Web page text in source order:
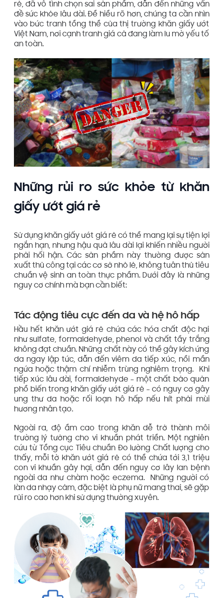
rẻ, đã vô tình chọn sai sản phẩm, dẫn đến những vấn
đề sức khỏe lâu dài. Để hiểu rõ hơn, chúng ta cần nhìn
vào bức tranh tổng thể của thị trường khăn giấy ướt
Việt Nam, nơi cạnh tranh giá cả đang làm lu mờ yếu tố
an toàn.
Những rủi ro sức khỏe từ khăn
giấy ướt giá rẻ
Sử dụng khăn giấy ướt giá rẻ có thể mang lại sự tiện lợi
ngắn hạn, nhưng hậu quả lâu dài lại khiến nhiều người
phải hối hận. Các sản phẩm này thường được sản
xuất thủ công tại các cơ sở nhỏ lẻ, không tuân thủ tiêu
chuẩn vệ sinh an toàn thực phẩm. Dưới đây là những
nguy cơ chính mà bạn cần biết:
Tác động tiêu cực đến da và hệ hô hấp
Hầu hết khăn ướt giá rẻ chứa các hóa chất độc hại
như sulfate, formaldehyde, phenol và chất tẩy trắng
không đạt chuẩn. Những chất này có thể gây kích ứng
da ngay lập tức, dẫn đến viêm da tiếp xúc, nổi mẩn
ngứa hoặc thậm chí nhiễm trùng nghiêm trọng. Khi
tiếp xúc lâu dài, formaldehyde – một chất bảo quản
phổ biến trong khăn giấy ướt giá rẻ – có nguy cơ gây
ung thư da hoặc rối loạn hô hấp nếu hít phải mùi
hương nhân tạo.
Ngoài ra, độ ẩm cao trong khăn dễ trở thành môi
trường lý tưởng cho vi khuẩn phát triển. Một nghiên
cứu từ Tổng cục Tiêu chuẩn Đo lường Chất lượng cho
thấy, mỗi tờ khăn ướt giá rẻ có thể chứa tới 3,1 triệu
con vi khuẩn gây hại, dẫn đến nguy cơ lây lan bệnh
ngoài da như chàm hoặc eczema. Những người có
làn da nhạy cảm, đặc biệt là phụ nữ mang thai, sẽ gặp
rủi ro cao hơn khi sử dụng thường xuyên.